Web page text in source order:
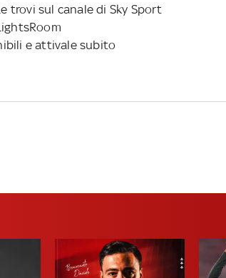
trovi sul canale di Sky Sport
e attivale subito